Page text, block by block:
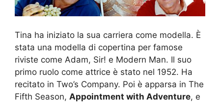
Tina ha iniziato la sua carriera come modella. È
stata una modella di copertina per famose
riviste come Adam, Sir! e Modern Man. Il suo
primo ruolo come attrice è stato nel 1952. Ha
recitato in Two’s Company. Poi è apparsa in The
Fifth Season, Appointment with Adventure, e